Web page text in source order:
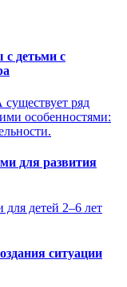
детьми с
ряд
особенностями:
для развития
детей 2–6 лет
ситуации